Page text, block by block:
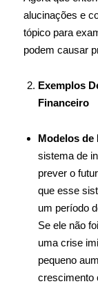
alucinações e
tópico para
podem causar
Exemplos
Financeiro
Modelos de
sistema de
prever o
que esse
um período
Se ele não
uma crise
pequeno
crescimento